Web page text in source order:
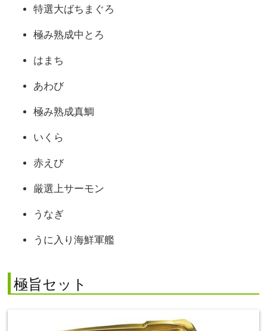
特選大ばちまぐろ
極み熟成中とろ
はまち
あわび
極み熟成真鯛
いくら
赤えび
厳選上サーモン
うなぎ
うに入り海鮮軍艦
極旨セット